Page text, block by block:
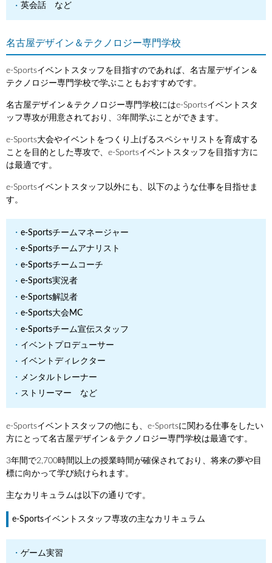
英会話 など
名古屋デザイン＆テクノロジー専門学校
e-Sportsイベントスタッフを目指すのであれば、名古屋デザイン＆
テクノロジー専門学校で学ぶこともおすすめです。
名古屋デザイン＆テクノロジー専門学校にはe-Sportsイベントスタ
ッフ専攻が用意されており、3年間学ぶことができます。
e-Sports大会やイベントをつくり上げるスペシャリストを育成する
ことを目的とした専攻で、e-Sportsイベントスタッフを目指す方に
は最適です。
e-Sportsイベントスタッフ以外にも、以下のような仕事を目指せま
す。
e-Sportsチームマネージャー
e-Sportsチームアナリスト
e-Sportsチームコーチ
e-Sports実況者
e-Sports解説者
e-Sports大会MC
e-Sportsチーム宣伝スタッフ
イベントプロデューサー
イベントディレクター
メンタルトレーナー
ストリーマー など
e-Sportsイベントスタッフの他にも、e-Sportsに関わる仕事をしたい
方にとって名古屋デザイン＆テクノロジー専門学校は最適です。
3年間で2,700時間以上の授業時間が確保されており、将来の夢や目
標に向かって学び続けられます。
主なカリキュラムは以下の通りです。
e-Sportsイベントスタッフ専攻の主なカリキュラム
ゲーム実習